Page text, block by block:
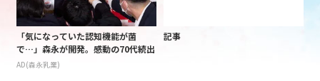
「気になっていた認知機能が菌
で…」森永が開発。感動の70代続出
AD(森永乳業)
記事